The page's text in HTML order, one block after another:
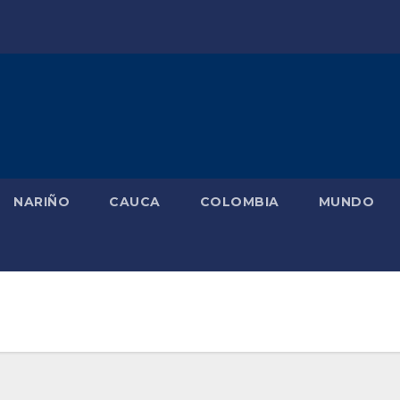
NARIÑO CAUCA COLOMBIA MUNDO